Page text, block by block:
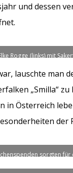
und dessen
Rogge (links) mit
lauschte man
„Smilla“
in Österreich
der
sorgten